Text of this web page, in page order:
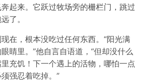
起来。它跃过牧场旁的栅栏门，跳过
了。
在，根本没吃过任何东西。“阳光满
睛里。”他自言自语道，“但却没什么
充饥！下一个遇上的活物，哪怕一点
强忍着吃掉。”